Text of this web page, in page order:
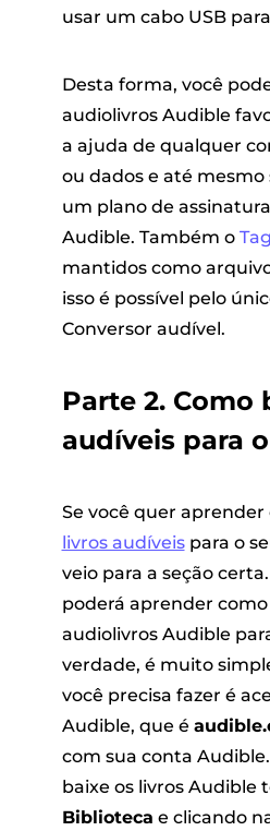
usar um cabo USB
Desta forma, você
audiolivros Audible
a ajuda de qualquer
ou dados e até
um plano de
Audible. Também o
mantidos como
isso é possível pelo
Conversor audível.
Parte 2. Como
audíveis para
Se você quer aprender
livros audíveispara o
veio para a seção
poderá aprender
audiolivros Audible
verdade, é muito
você precisa fazer é
Audible, que é
com sua conta
baixe os livros Audible
Biblioteca e clicando